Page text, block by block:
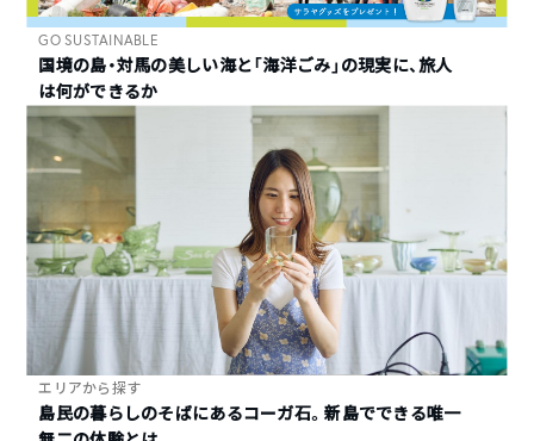
GO SUSTAINABLE
国境の島・対馬の美しい海と「海洋ごみ」の現実に、旅人
は何ができるか
エリアから探す
島民の暮らしのそばにあるコーガ石。新島でできる唯一